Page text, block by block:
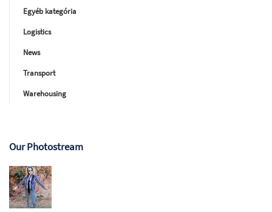
Egyéb kategória
Logistics
News
Transport
Warehousing
Our Photostream